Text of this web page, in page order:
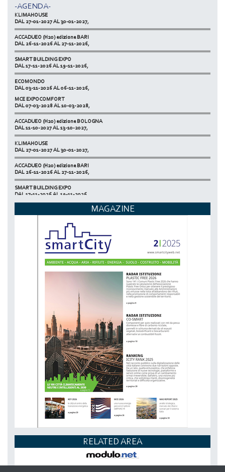
-AGENDA-
KLIMAHOUSE
DAL 27-01-2027 AL 30-01-2027,
ACCADUEO (H20) edizione BARI
DAL 26-11-2026 AL 27-11-2026,
SMART BUILDING EXPO
DAL 17-11-2026 AL 19-11-2026,
ECOMONDO
DAL 03-11-2026 AL 06-11-2026,
NETZERO MILAN - EXPO SUMMIT
DAL 20-10-2026 AL 22-10-2026,
MCE EXPOCOMFORT
DAL 07-03-2028 AL 10-03-2028,
ACCADUEO (H20) edizione BOLOGNA
DAL 11-10-2027 AL 13-10-2027,
KLIMAHOUSE
DAL 27-01-2027 AL 30-01-2027,
ACCADUEO (H20) edizione BARI
DAL 26-11-2026 AL 27-11-2026,
SMART BUILDING EXPO
DAL 17-11-2026 AL 19-11-2026,
DAL 03-11-2026 AL 06-11-2026,
NETZERO MILAN - EXPO SUMMIT
DAL 20-10-2026 AL 22-10-2026,
MAGAZINE
RELATED AREA